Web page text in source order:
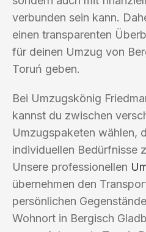
verbunden sein kann.
einen transparenten
für deinen Umzug von
Toruń geben.
Bei Umzugskönig
kannst du zwischen
Umzugspaketen wählen,
individuellen Bedürfnisse
Unsere professionellen
übernehmen den
persönlichen
Wohnort in Bergisch